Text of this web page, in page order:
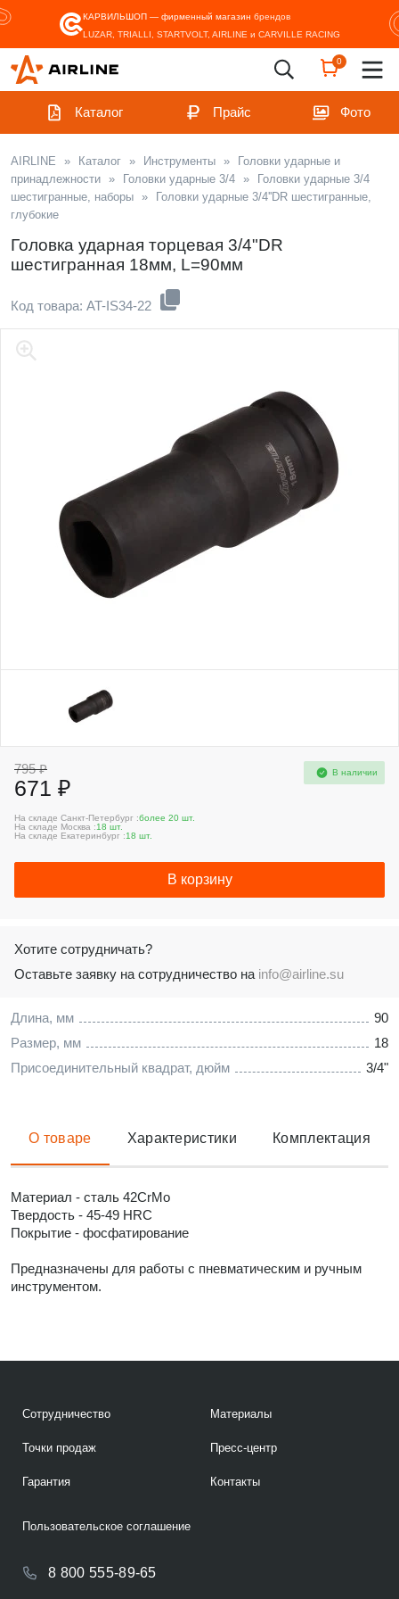
КАРВИЛЬШОП — фирменный магазин брендов
LUZAR, TRIALLI, STARTVOLT, AIRLINE и CARVILLE RACING
0
Каталог Прайс Фото
AIRLINE » Каталог » Инструменты »
Головки ударные и
принадлежности » Головки ударные 3/4 »
Головки ударные 3/4
шестигранные, наборы »
Головки ударные 3/4''DR шестигранные,
глубокие
Головка ударная торцевая 3/4"DR
шестигранная 18мм, L=90мм
Код товара: AT-IS34-22
Длина, мм
90
Размер, мм
18
Присоединительный квадрат, дюйм
3/4"
795 ₽
671 ₽
В наличии
На складе Санкт-Петербург :более 20 шт.
На складе Москва :18 шт.
На складе Екатеринбург :18 шт.
В корзину
Хотите сотрудничать?
Оставьте заявку на сотрудничество на info@airline.su
О товаре Характеристики Комплектация
Материал - сталь 42CrMo
Твердость - 45-49 HRC
Покрытие - фосфатирование
Предназначены для работы с пневматическим и ручным
инструментом.
Сотрудничество
Точки продаж
Гарантия
Материалы
Пресс-центр
Контакты
8 800 555-89-65
Пользовательское соглашение